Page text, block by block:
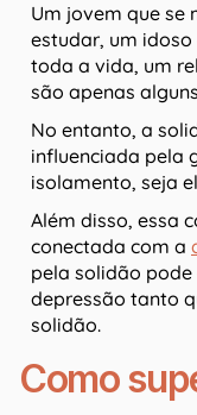
Um jovem que se
estudar, um
toda a vida, um
são apenas
No entanto, a
influenciada pela
isolamento, seja
Além disso, essa
conectada com a
pela solidão
depressão tanto
solidão.
Como